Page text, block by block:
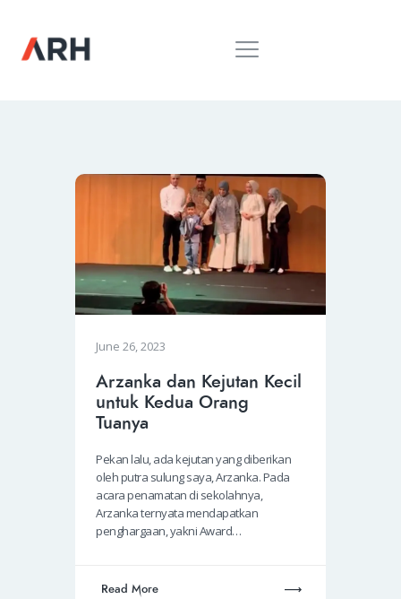
MUH. ARIEF ROSYID
RILIS MEDIA
PIDATO
KEBUDAYAAN
KENALAN
June 26, 2023
Arzanka dan Kejutan Kecil
untuk Kedua Orang
Tuanya
Pekan lalu, ada kejutan yang diberikan
oleh putra sulung saya, Arzanka. Pada
acara penamatan di sekolahnya,
Arzanka ternyata mendapatkan
penghargaan, yakni Award…
Read More